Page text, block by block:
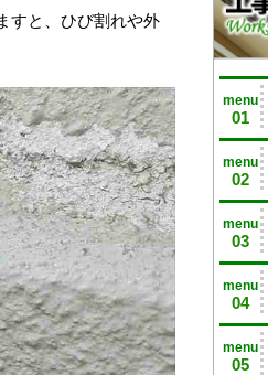
すと、ひび割れや外
menu
01
menu
02
menu
03
menu
04
menu
05